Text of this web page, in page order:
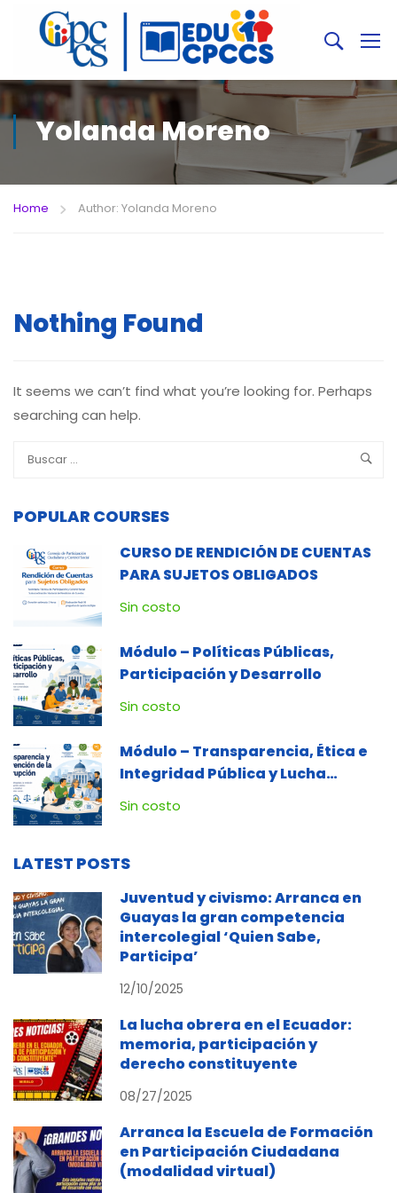
Yolanda Moreno
Home Author: Yolanda Moreno
Nothing Found
It seems we can’t find what you’re looking for. Perhaps
searching can help.
POPULAR COURSES
CURSO DE RENDICIÓN DE CUENTAS
PARA SUJETOS OBLIGADOS
Sin costo
Módulo – Políticas Públicas,
Participación y Desarrollo
Sin costo
Módulo – Transparencia, Ética e
Integridad Pública y Lucha
Contra la Corrupción
Sin costo
LATEST POSTS
Juventud y civismo: Arranca en
Guayas la gran competencia
intercolegial ‘Quien Sabe,
Participa’
12/10/2025
La lucha obrera en el Ecuador:
memoria, participación y
derecho constituyente
08/27/2025
Arranca la Escuela de Formación
en Participación Ciudadana
(modalidad virtual)